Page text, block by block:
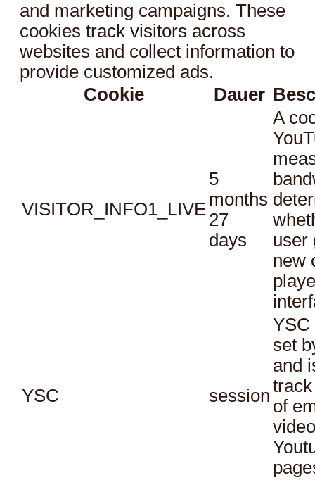
and marketing campaigns. These
cookies track visitors across
websites and collect information to
provide customized ads.
Cookie
Dauer
VISITOR_INFO1_LIVE
5
months
27
days
A
user
new
YSC session
YSC
set
and
of